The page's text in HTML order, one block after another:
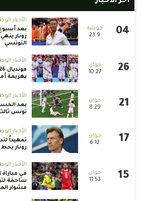
23:9
الأخبار
بعد
رونار
التونسي
10:27
الأخبار
بهزيمة
8:29
الأخبار
بعد
تونس
6:12
الأخبار
تمهيداً
رونار يحط
11:53
الأخبار
في مباراة
ساحقة
مشوار